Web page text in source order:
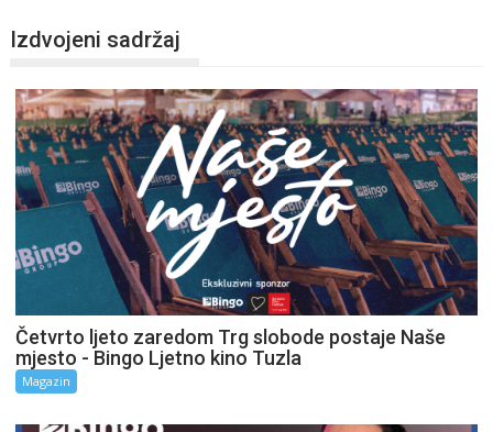
Izdvojeni sadržaj
Četvrto ljeto zaredom Trg slobode postaje Naše
mjesto - Bingo Ljetno kino Tuzla
Magazin